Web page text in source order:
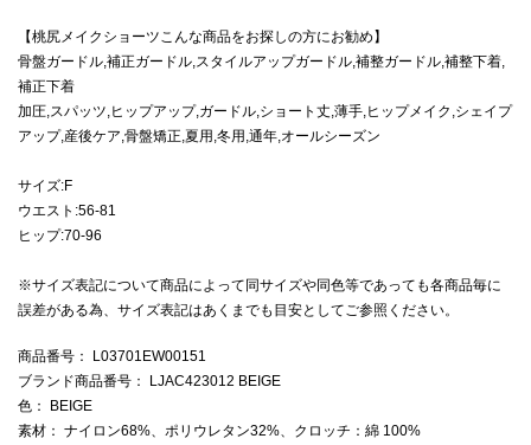
【桃尻メイクショーツこんな商品をお探しの方にお勧め】
骨盤ガードル,補正ガードル,スタイルアップガードル,補整ガードル,補整下着,
補正下着
加圧,スパッツ,ヒップアップ,ガードル,ショート丈,薄手,ヒップメイク,シェイプ
アップ,産後ケア,骨盤矯正,夏用,冬用,通年,オールシーズン
サイズ:F
ウエスト:56-81
ヒップ:70-96
※サイズ表記について商品によって同サイズや同色等であっても各商品毎に
誤差がある為、サイズ表記はあくまでも目安としてご参照ください。
商品番号 ： L03701EW00151
ブランド商品番号 ： LJAC423012 BEIGE
色 ： BEIGE
素材 ： ナイロン68%、ポリウレタン32%、クロッチ：綿 100%